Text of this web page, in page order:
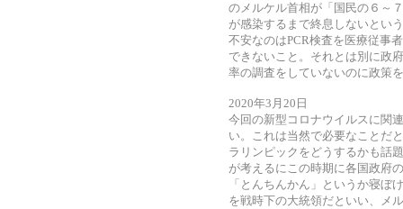
のメルケル首相が「国民の６～
が感染するまで終息しないとい
不安なのはPCR検査を医療従事
できないこと。それとは別に政
率の調査をしていないのに政策
2020年3月20日
今回の新型コロナウイルスに関
い。これは当然で必要なことだ
ラリンピックをどうするかも話
が考えるにこの時期に各国政府
「とんちんかん」というか寝ぼ
を戦時下の大統領だといい、メ